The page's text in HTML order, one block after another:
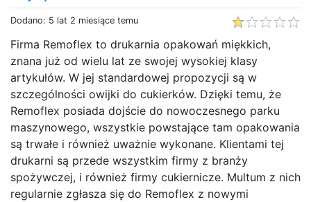
Dodano: 5 lat 2 miesiące temu
Firma Remoflex to drukarnia opakowań miękkich,
znana już od wielu lat ze swojej wysokiej klasy
artykułów. W jej standardowej propozycji są w
szczególności owijki do cukierków. Dzięki temu, że
Remoflex posiada dojście do nowoczesnego parku
maszynowego, wszystkie powstające tam opakowania
są trwałe i również uważnie wykonane. Klientami tej
drukarni są przede wszystkim firmy z branży
spożywczej, i również firmy cukiernicze. Multum z nich
regularnie zgłasza się do Remoflex z nowymi